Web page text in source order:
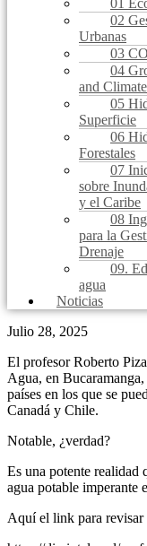
02
Urbanas
03
04
and Climate
05
Superficie
06
Forestales
07
sobre
y el Caribe
08
para la
Drenaje
09.
agua
Noticias
Julio 28, 2025
El profesor Roberto
Agua, en
países en los que se
Canadá y Chile.
Notable, ¿verdad?
Es una potente realidad
agua potable imperante
Aquí el link para revisar